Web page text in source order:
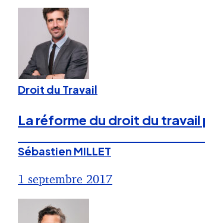
Droit du Travail
La réforme du droit du
Sébastien MILLET
1 septembre 2017